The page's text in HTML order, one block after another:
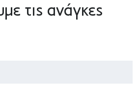
τις ανάγκες